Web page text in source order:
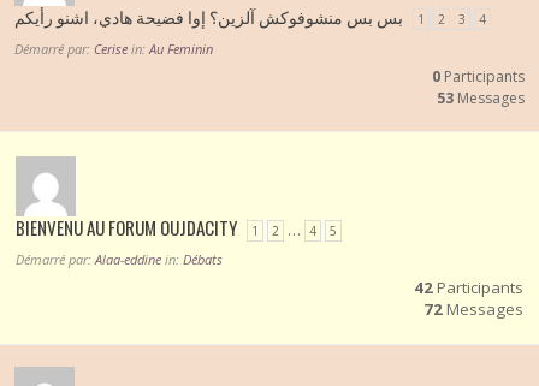
بس بس منشوفوكش آلزين؟ إوا فضيحة هادي، اشنو رأيكم 1 2 3 4
Démarré par: Cerise in:Au Feminin
0 Participants
53 Messages
BIENVENU AU FORUM OUJDACITY 1 2 … 4 5
Démarré par:Alaa-eddine in:Débats
42Participants
72Messages